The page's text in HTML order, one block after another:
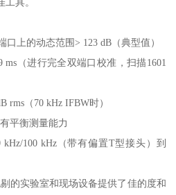
口上的动态范围> 123 dB（典型值）
ms（进行完全双端口校准，扫描1601
rms（70 kHz IFBW时）
平衡测量能力
kHz/100 kHz（带有偏置T型接头）到
的实验室和现场设备提供了佳的度和